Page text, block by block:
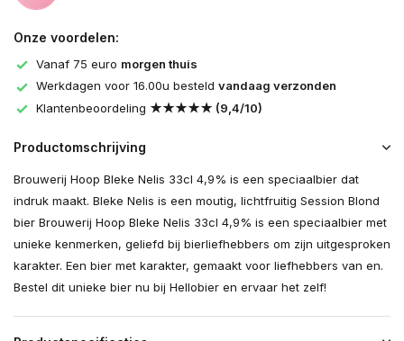
Onze voordelen:
Vanaf 75 euro morgen thuis
Werkdagen voor 16.00u besteld vandaag verzonden
Klantenbeoordeling ★★★★★ (9,4/10)
Productomschrijving
Brouwerij Hoop Bleke Nelis 33cl 4,9% is een speciaalbier dat
indruk maakt. Bleke Nelis is een moutig, lichtfruitig Session Blond
bier Brouwerij Hoop Bleke Nelis 33cl 4,9% is een speciaalbier met
unieke kenmerken, geliefd bij bierliefhebbers om zijn uitgesproken
karakter. Een bier met karakter, gemaakt voor liefhebbers van en.
Bestel dit unieke bier nu bij Hellobier en ervaar het zelf!